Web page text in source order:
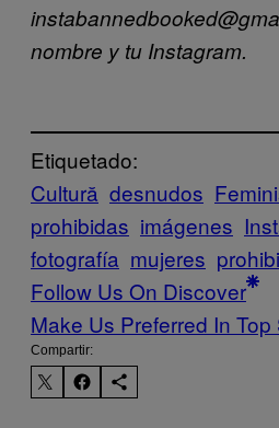
nombre y tu Instagram.
Etiquetado:
Cultură desnudos
prohibidas imágenes
fotografía mujeres
Follow Us On Discover
Make Us Preferred In Top
Compartir: